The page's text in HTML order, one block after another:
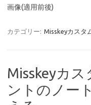
画像(適用前後)
カテゴリー: Misskeyカスタ
Misskeyカス
ントのノー